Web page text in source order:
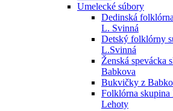
Umelecké súbory
Dedinská
L. Svinná
Detský folklórny
L.Svinná
Ženská spevácka
Babkova
Bukvičky z
Folklórna
Lehoty